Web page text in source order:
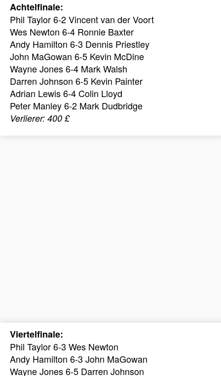
Achtelfinale:
Phil Taylor 6-2 Vincent van der Voort
Wes Newton 6-4 Ronnie Baxter
Andy Hamilton 6-3 Dennis Priestley
John MaGowan 6-5 Kevin McDine
Wayne Jones 6-4 Mark Walsh
Darren Johnson 6-5 Kevin Painter
Adrian Lewis 6-4 Colin Lloyd
Peter Manley 6-2 Mark Dudbridge
Verlierer: 400 £
Viertelfinale:
Phil Taylor 6-3 Wes Newton
Andy Hamilton 6-3 John MaGowan
Wayne Jones 6-5 Darren Johnson